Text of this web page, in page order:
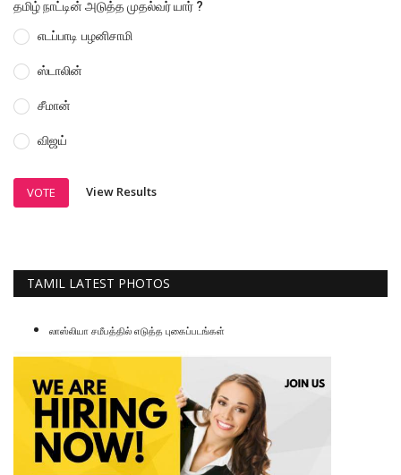
தமிழ் நாட்டின் அடுத்த முதல்வர் யார் ?
எடப்பாடி பழனிசாமி
ஸ்டாலின்
சீமான்
விஜய்
VOTE View Results
TAMIL LATEST PHOTOS
லாஸ்லியா சமீபத்தில் எடுத்த புகைப்படங்கள்